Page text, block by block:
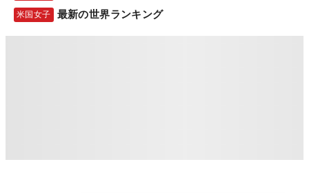
米国女子 最新の世界ランキング